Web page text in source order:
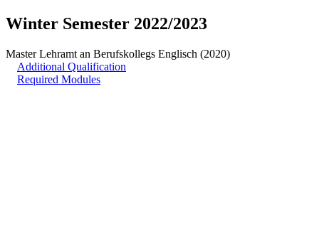
Winter Semester 2022/2023
Master Lehramt an Berufskollegs Englisch (2020)
Additional Qualification
Required Modules